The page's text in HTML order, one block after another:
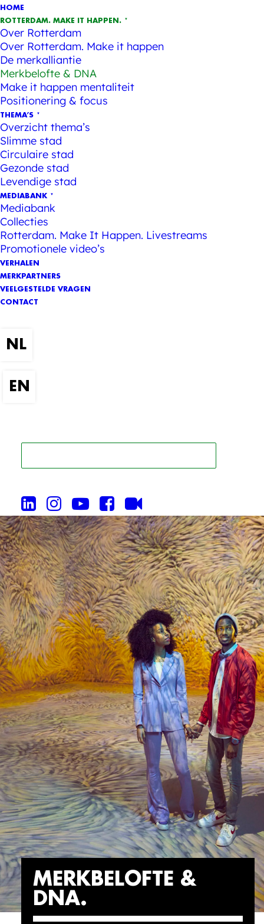
HOME
ROTTERDAM. MAKE IT HAPPEN.
Over Rotterdam
Over Rotterdam. Make it happen
De merkalliantie
Merkbelofte & DNA
Make it happen mentaliteit
Positionering & focus
THEMA’S
Overzicht thema’s
Slimme stad
Circulaire stad
Gezonde stad
Levendige stad
MEDIABANK
Mediabank
Collecties
Rotterdam. Make It Happen. Livestreams
Promotionele video’s
VERHALEN
MERKPARTNERS
VEELGESTELDE VRAGEN
CONTACT
MERKBELOFTE &
DNA